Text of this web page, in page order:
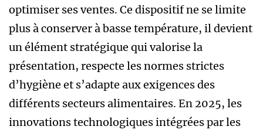
optimiser ses ventes. Ce dispositif ne se limite
plus à conserver à basse température, il devient
un élément stratégique qui valorise la
présentation, respecte les normes strictes
d’hygiène et s’adapte aux exigences des
différents secteurs alimentaires. En 2025, les
innovations technologiques intégrées par les